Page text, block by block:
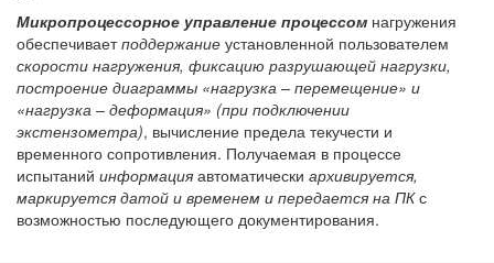
Микропроцессорное управление процессом нагружения
обеспечиваетподдержание установленной пользователем
скорости нагружения, фиксацию разрушающей нагрузки,
построение диаграммы «нагрузка – перемещение» и
«нагрузка – деформация» (при подключении
экстензометра), вычисление предела текучести и
временного сопротивления. Получаемая в процессе
испытаний информация автоматически архивируется,
маркируется датой и временем и передается на ПКс
возможностью последующего документирования.